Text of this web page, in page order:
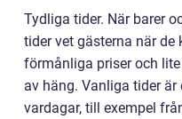
Tydliga tider. När barer
tider vet gästerna när de
förmånliga priser och
av häng. Vanliga tider
vardagar, till exempel